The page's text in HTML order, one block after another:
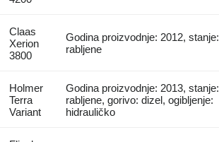
Claas
Xerion
3800
Godina proizvodnje: 2012, stanje:
rabljene
Holmer
Terra
Variant
Godina proizvodnje: 2013, stanje:
rabljene, gorivo: dizel, ogibljenje:
hidrauličko